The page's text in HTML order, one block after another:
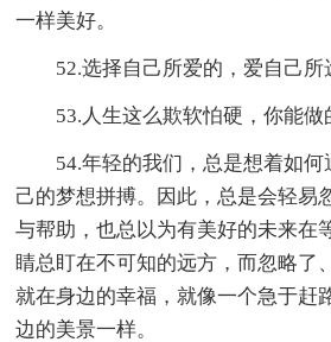
一样美好。
52.选择自己所爱的，爱自己所
53.人生这么欺软怕硬，你能做
54.年轻的我们，总是想着如何
己的梦想拼搏。因此，总是会轻易
与帮助，也总以为有美好的未来在
睛总盯在不可知的远方，而忽略了
就在身边的幸福，就像一个急于赶
边的美景一样。